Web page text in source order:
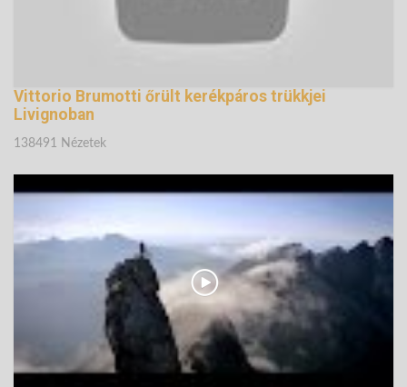
Vittorio Brumotti őrült kerékpáros trükkjei
Livignoban
138491 Nézetek